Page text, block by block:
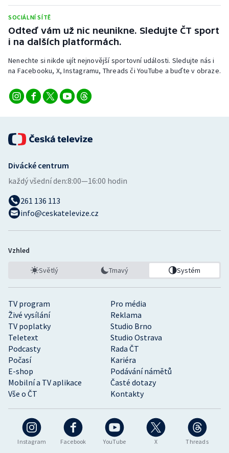
Triatlon
Vodní slalom
Volejbal
SOCIÁLNÍ SÍTĚ
Odteď vám už nic neunikne. Sledujte ČT sport
i na dalších platformách.
Nenechte si nikde ujít nejnovější sportovní události. Sledujte nás i
na Facebooku, X, Instagramu, Threads či YouTube a buďte v obraze.
Instagram Facebook YouTube X Threads
TV program
Pro média
Živé vysílání
Reklama
TV poplatky
Studio Brno
Teletext
Studio Ostrava
Podcasty
Rada ČT
Počasí
Kariéra
E-shop
Podávání námětů
Mobilní a TV aplikace
Časté dotazy
Vše o ČT
Kontakty
Divácké centrum
každý všední den:8:00—16:00 hodin
261 136 113
info@ceskatelevize.cz
Vzhled
Světlý Tmavý Systém